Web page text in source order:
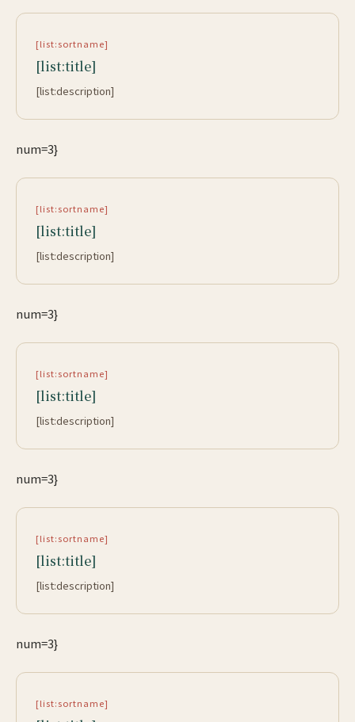
[list:sortname]
[list:title]
[list:description]
num=3}
[list:sortname]
[list:title]
[list:description]
num=3}
[list:sortname]
[list:title]
[list:description]
num=3}
[list:sortname]
[list:title]
[list:description]
num=3}
[list:sortname]